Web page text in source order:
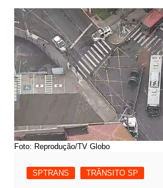
Foto: Reprodução/TV Globo
SPTRANS TRÂNSITO SP